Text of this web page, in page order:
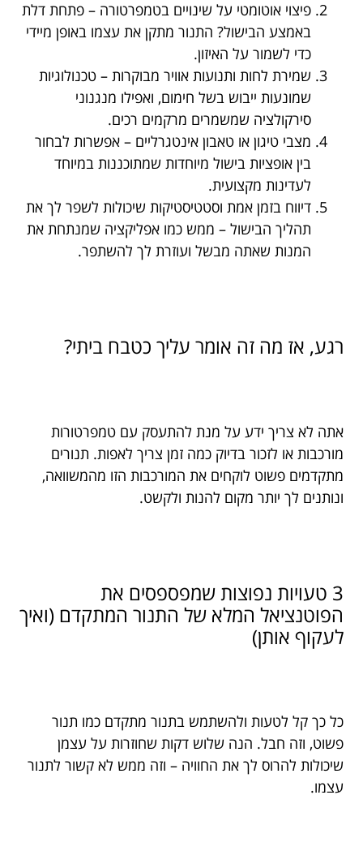
פיצוי אוטומטי על שינויים בטמפרטורה – פתחת דלת
באמצע הבישול? התנור מתקן את עצמו באופן מיידי
כדי לשמור על האיזון.
שמירת לחות ותנועות אוויר מבוקרות – טכנולוגיות
שמונעות ייבוש בשל חימום, ואפילו מנגנוני
סירקולציה שמשמרים מרקמים רכים.
מצבי טיגון או טאבון אינטגרליים – אפשרות לבחור
בין אופציות בישול מיוחדות שמתוכננות במיוחד
לעדינות מקצועית.
דיווח בזמן אמת וסטטיסטיקות שיכולות לשפר לך את
תהליך הבישול – ממש כמו אפליקציה שמנתחת את
המנות שאתה מבשל ועוזרת לך להשתפר.
רגע, אז מה זה אומר עליך כטבח ביתי?
אתה לא צריך ידע על מנת להתעסק עם טמפרטורות
מורכבות או לזכור בדיוק כמה זמן צריך לאפות. תנורים
מתקדמים פשוט לוקחים את המורכבות הזו מהמשוואה,
ונותנים לך יותר מקום להנות ולקשט.
3 טעויות נפוצות שמפספסים את
הפוטנציאל המלא של התנור המתקדם (ואיך
לעקוף אותן)
כל כך קל לטעות ולהשתמש בתנור מתקדם כמו תנור
פשוט, וזה חבל. הנה שלוש דקות שחוזרות על עצמן
שיכולות להרוס לך את החוויה – וזה ממש לא קשור לתנור
עצמו.